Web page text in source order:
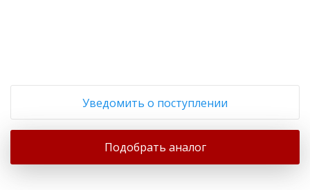
Уведомить о поступлении
Подобрать аналог